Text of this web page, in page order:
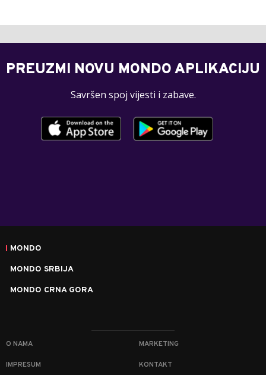
PREUZMI NOVU MONDO APLIKACIJU
Savršen spoj vijesti i zabave.
MONDO
MONDO SRBIJA
MONDO CRNA GORA
O NAMA MARKETING
IMPRESUM KONTAKT